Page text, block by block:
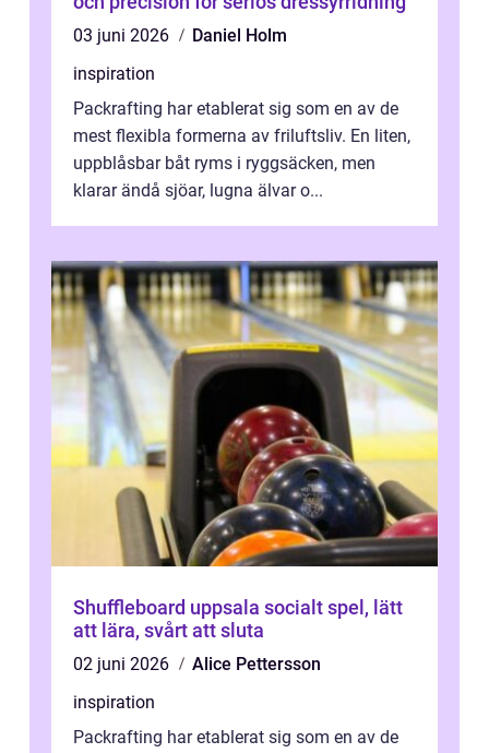
03 juni 2026
Daniel Holm
inspiration
Packrafting har etablerat sig som en av de
mest flexibla formerna av friluftsliv. En liten,
uppblåsbar båt ryms i ryggsäcken, men
klarar ändå sjöar, lugna älvar o...
Shuffleboard uppsala socialt spel, lätt
att lära, svårt att sluta
02 juni 2026
Alice Pettersson
inspiration
Packrafting har etablerat sig som en av de